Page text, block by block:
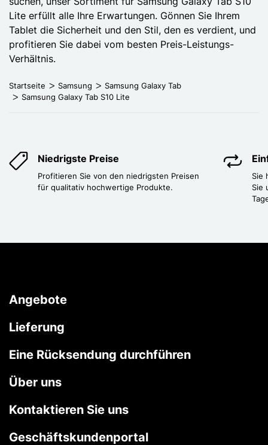
Lite erfüllt alle Ihre Erwartungen. Gönnen Sie Ihrem
Tablet die Sicherheit und den Stil, den es verdient, und
profitieren Sie dabei vom besten Preis-Leistungs-
Verhältnis.
Startseite Samsung
Samsung Galaxy Tab
Samsung Galaxy Tab S10 Lite
Niedrigste Preise
Profitieren Sie von den niedrigsten Preisen
für qualitativ hochwertige Produkte.
Sie
Sie
Angebote
Lieferung
Eine Rücksendung durchführen
Über uns
Kontaktieren Sie uns
Geschäftskundenportal